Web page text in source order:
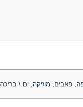
פאבים, מוזיקה, ים \ בריכה